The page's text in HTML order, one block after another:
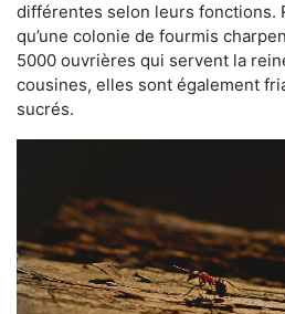
différentes selon leurs fonctions.
qu’une colonie de fourmis
5000 ouvrières qui servent la
cousines, elles sont également
sucrés.